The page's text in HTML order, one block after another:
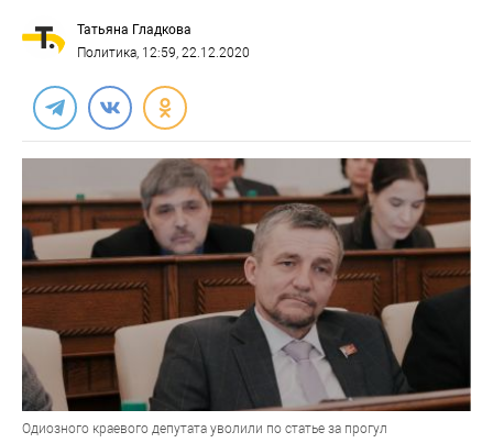
Татьяна Гладкова
Политика, 12:59, 22.12.2020
Одиозного краевого депутата уволили по статье за прогул